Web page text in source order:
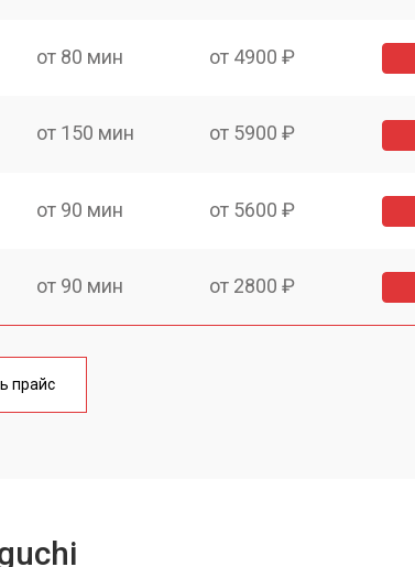
от 80 мин от 4900 ₽
от 150 мин от 5900 ₽
от 90 мин от 5600 ₽
от 90 мин от 2800 ₽
от 90 мин
прайс